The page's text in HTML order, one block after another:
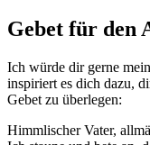
Gebet für den
Ich würde dir gerne
inspiriert es dich dazu,
Gebet zu überlegen:
Himmlischer Vater,